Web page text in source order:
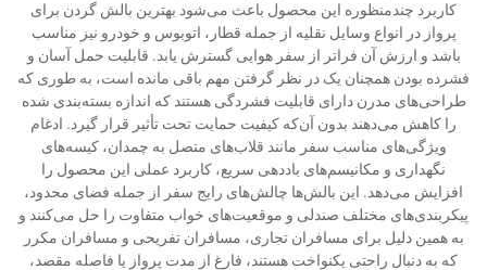
کاربرد چندمنظوره این محصول باعث می‌شود بهترین بالش گردن برای
پرواز در انواع وسایل نقلیه از جمله قطار، اتوبوس و خودرو نیز مناسب
باشد و ارزش آن فراتر از سفر هوایی گسترش یابد. قابلیت حمل آسان و
فشرده بودن همچنان یک در نظر گرفتن مهم باقی مانده است، به طوری که
طراحی‌های مدرن دارای قابلیت فشردگی هستند که اندازه بسته‌بندی شده
را کاهش می‌دهند بدون آن‌که کیفیت حمایت تحت تأثیر قرار گیرد. ادغام
ویژگی‌های مناسب سفر مانند قلاب‌های متصل به چمدان، کیسه‌های
نگهداری و مکانیسم‌های باددهی سریع، کاربرد عملی این محصول را
افزایش می‌دهد. این بالش‌ها چالش‌های رایج سفر از جمله فضای محدود،
پیکربندی‌های مختلف صندلی و موقعیت‌های خواب متفاوت را حل می‌کنند و
به همین دلیل برای مسافران تجاری، مسافران تفریحی و مسافران مکرر
که به دنبال راحتی یکنواخت هستند، فارغ از مدت پرواز یا فاصله مقصد،